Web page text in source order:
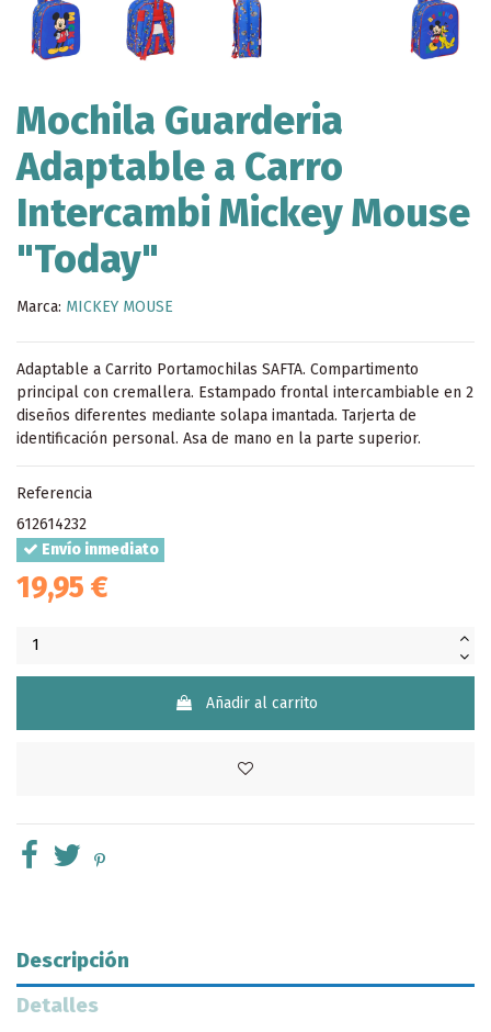
Mochila Guarderia
Adaptable a Carro
Intercambi Mickey Mouse
"Today"
Marca: MICKEY MOUSE
Adaptable a Carrito Portamochilas SAFTA. Compartimento
principal con cremallera. Estampado frontal intercambiable en 2
diseños diferentes mediante solapa imantada. Tarjerta de
identificación personal. Asa de mano en la parte superior.
Referencia
612614232
Envío inmediato
19,95 €
Añadir al carrito
Descripción
Detalles